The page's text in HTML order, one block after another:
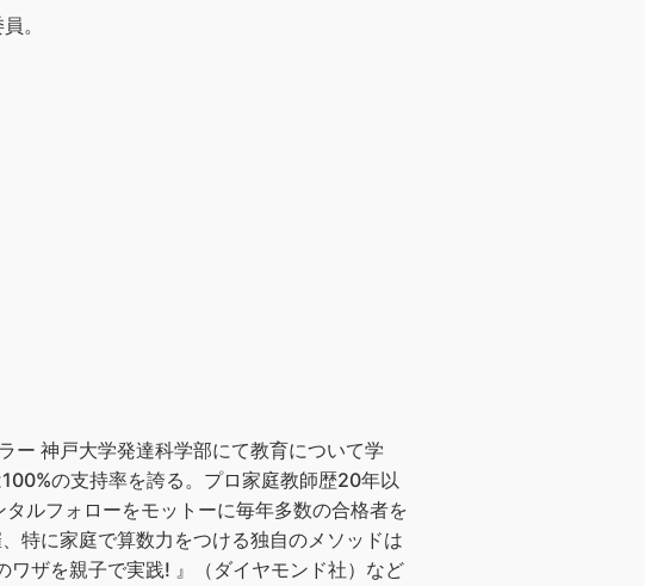
。
ー 神戸大学発達科学部にて教育について学
の支持率を誇る。プロ家庭教師歴20年以
ルフォローをモットーに毎年多数の合格者を
特に家庭で算数力をつける独自のメソッドは
ザを親子で実践! 』（ダイヤモンド社）など